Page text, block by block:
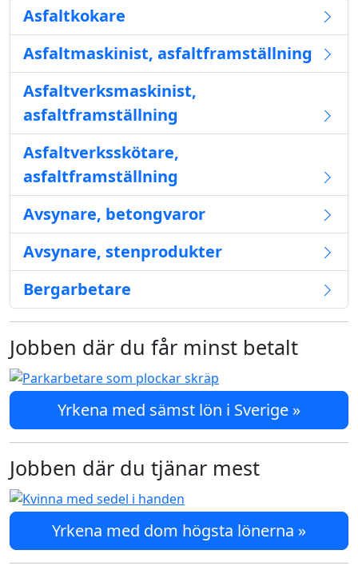
Asfaltkokare
Asfaltmaskinist, asfaltframställning
Asfaltverksmaskinist,
asfaltframställning
Asfaltverksskötare,
asfaltframställning
Avsynare, betongvaror
Avsynare, stenprodukter
Bergarbetare
Jobben där du får minst betalt
Yrkena med sämst lön i Sverige »
Jobben där du tjänar mest
Yrkena med dom högsta lönerna »